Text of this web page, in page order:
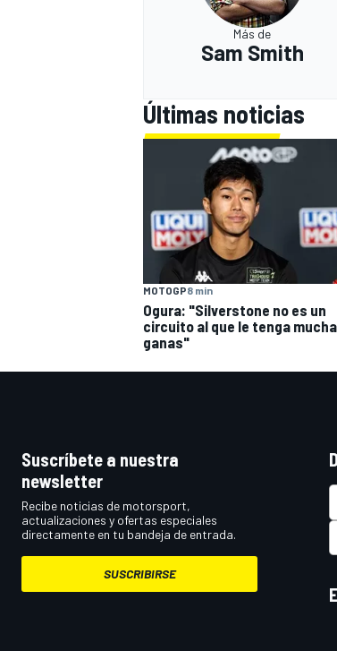
Más de
Sam Smith
Últimas noticias
MOTOGP8 min
Ogura: "Silverstone no es un
circuito al que le tenga
ganas"
Suscríbete a nuestra
newsletter
Recibe noticias de motorsport,
actualizaciones y ofertas especiales
directamente en tu bandeja de entrada.
SUSCRIBIRSE